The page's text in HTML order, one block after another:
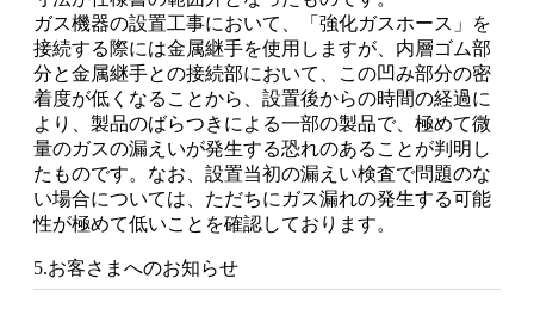
ガス機器の設置工事において、「強化ガスホース」を
接続する際には金属継手を使用しますが、内層ゴム部
分と金属継手との接続部において、この凹み部分の密
着度が低くなることから、設置後からの時間の経過に
より、製品のばらつきによる一部の製品で、極めて微
量のガスの漏えいが発生する恐れのあることが判明し
たものです。なお、設置当初の漏えい検査で問題のな
い場合については、ただちにガス漏れの発生する可能
性が極めて低いことを確認しております。
5.お客さまへのお知らせ